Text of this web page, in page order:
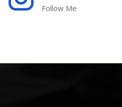
Follow Me